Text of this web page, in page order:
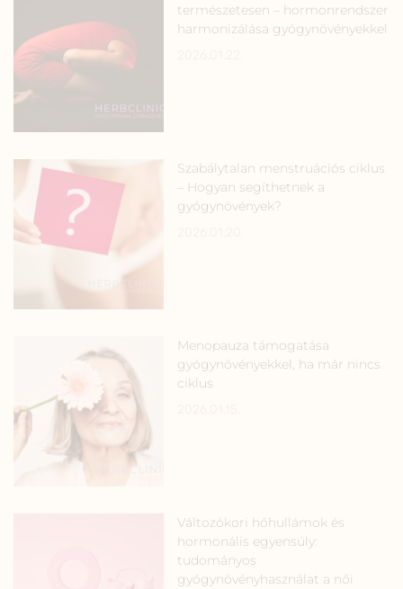
természetesen – hormonrendszer
harmonizálása gyógynövényekkel
Szabálytalan menstruációs ciklus
– Hogyan segíthetnek a
gyógynövények?
Menopauza támogatása
gyógynövényekkel, ha már nincs
ciklus
Változókori hőhullámok és
hormonális egyensúly:
tudományos
gyógynövényhasználat a női